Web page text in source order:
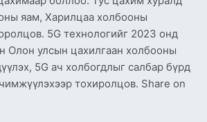
яам, Харилцаа холбооны
5G технологийг 2023 онд
Олон улсын цахилгаан холбооны
5G ач холбогдлыг салбар бүрд
тохиролцов. Share on